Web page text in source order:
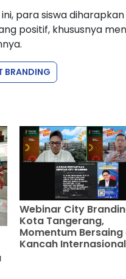
para siswa
positif, khususnya
BRANDING
Webinar City
Kota Tangerang,
Momentum Bersaing
Kancah Internasional